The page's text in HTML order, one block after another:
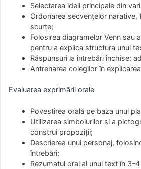
Selectarea ideii principale din
Ordonarea secvențelor narative,
scurte;
Folosirea diagramelor Venn sau
pentru a explica structura unui
Răspunsuri la întrebări închise:
Antrenarea colegilor în
Evaluarea exprimării orale
Povestirea orală pe baza unui
Utilizarea simbolurilor și a
construi propoziții;
Descrierea unui personaj,
întrebări;
Rezumatul oral al unui text în